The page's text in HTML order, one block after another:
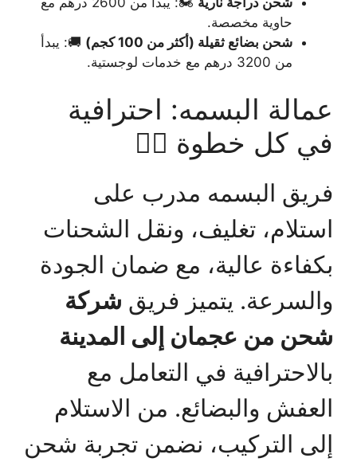
حاوية مخصصة.
شحن بضائع ثقيلة (أكثر من 100 كجم)
🚚: يبدأ
من 3200 درهم مع خدمات لوجستية.
عمالة البسمه: احترافية
في كل خطوة 👷‍♂️
فريق البسمه مدرب على
استلام، تغليف، ونقل الشحنات
بكفاءة عالية، مع ضمان الجودة
والسرعة. يتميز فريق شركة
شحن من عجمان إلى المدينة
بالاحترافية في التعامل مع
العفش والبضائع. من الاستلام
إلى التركيب، نضمن تجربة شحن